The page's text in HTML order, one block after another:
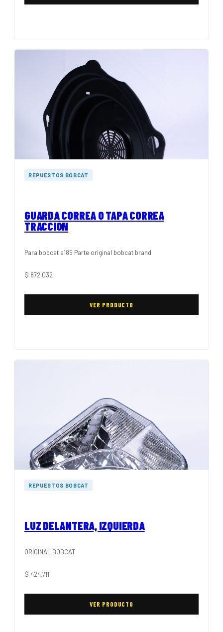
REPUESTOS BOBCAT
GUARDA CORREA O TAPA CORREA
TRACCIÓN
Para bobcat s185 Parte original bobcat brand
$ 872.032
VER PRODUCTO
REPUESTOS BOBCAT
LUZ DELANTERA, IZQUIERDA
ORIGINAL BOBCAT
$ 424.711
VER PRODUCTO